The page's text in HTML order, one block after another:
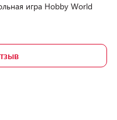
игра Hobby World